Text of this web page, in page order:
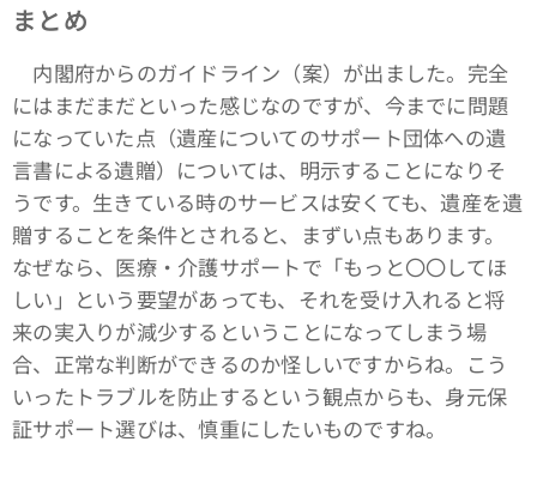
まとめ
内閣府からのガイドライン（案）が出ました。完全
にはまだまだといった感じなのですが、今までに問題
になっていた点（遺産についてのサポート団体への遺
言書による遺贈）については、明示することになりそ
うです。生きている時のサービスは安くても、遺産を遺
贈することを条件とされると、まずい点もあります。
なぜなら、医療・介護サポートで「もっと〇〇してほ
しい」という要望があっても、それを受け入れると将
来の実入りが減少するということになってしまう場
合、正常な判断ができるのか怪しいですからね。こう
いったトラブルを防止するという観点からも、身元保
証サポート選びは、慎重にしたいものですね。